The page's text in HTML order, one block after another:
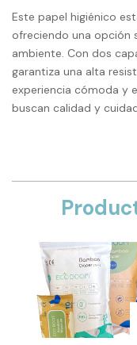
Este papel higiénico
ofreciendo una opción
ambiente. Con dos
garantiza una alta
experiencia cómoda y
buscan calidad y